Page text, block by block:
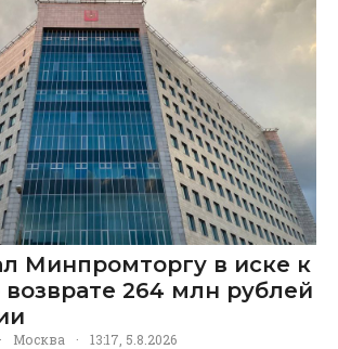
Минпромторгу в иске к
возврате 264 млн рублей
· Москва · 13:17, 5.8.2026